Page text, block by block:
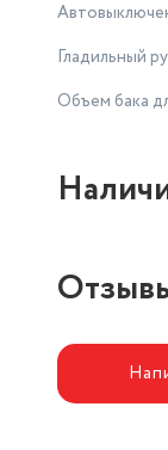
Гладильный
Объем бака